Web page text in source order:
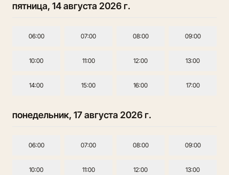
пятница, 14 августа 2026 г.
06:00 07:00 08:00 09:00
10:00 11:00 12:00 13:00
14:00 15:00 16:00 17:00
понедельник, 17 августа 2026 г.
06:00 07:00 08:00 09:00
10:00 11:00 12:00 13:00